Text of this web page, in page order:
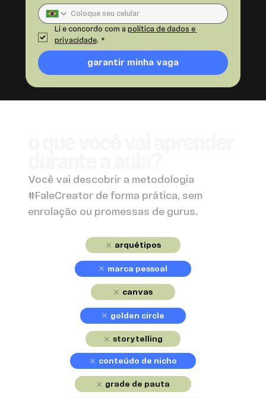
Li e concordo com a política de dados e
privacidade. *
garantir minha vaga
Você vai descobrir a metodologia
#FaleCreator de forma prática, sem
enrolação ou promessas de gurus.
arquétipos
marca pessoal
canvas
golden circle
storytelling
conteúdo de nicho
grade de pauta